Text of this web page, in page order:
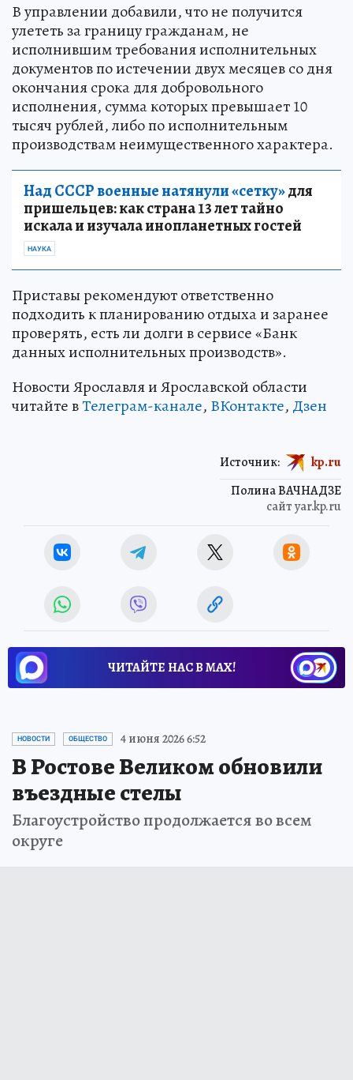
В управлении добавили, что не получится
улететь за границу гражданам, не
исполнившим требования исполнительных
документов по истечении двух месяцев со дня
окончания срока для добровольного
исполнения, сумма которых превышает 10
тысяч рублей, либо по исполнительным
производствам неимущественного характера.
Над СССР военные натянули «сетку»для
пришельцев: как страна 13 лет тайно
искала и изучала инопланетных гостей
НАУКА
Приставы рекомендуют ответственно
подходить к планированию отдыха и заранее
проверять, есть ли долги в сервисе «Банк
данных исполнительных производств».
Новости Ярославля и Ярославской области
читайте вТелеграм-канале, ВКонтакте, Дзен
Полина ВАЧНАДЗЕ
сайт yar.kp.ru
Источник: kp.ru
ЧИТАЙТЕ НАС В МАХ!
НОВОСТИ ОБЩЕСТВО 4 июня 2026 6:52
В Ростове Великом обновили
въездные стелы
Благоустройство продолжается во всем
округе